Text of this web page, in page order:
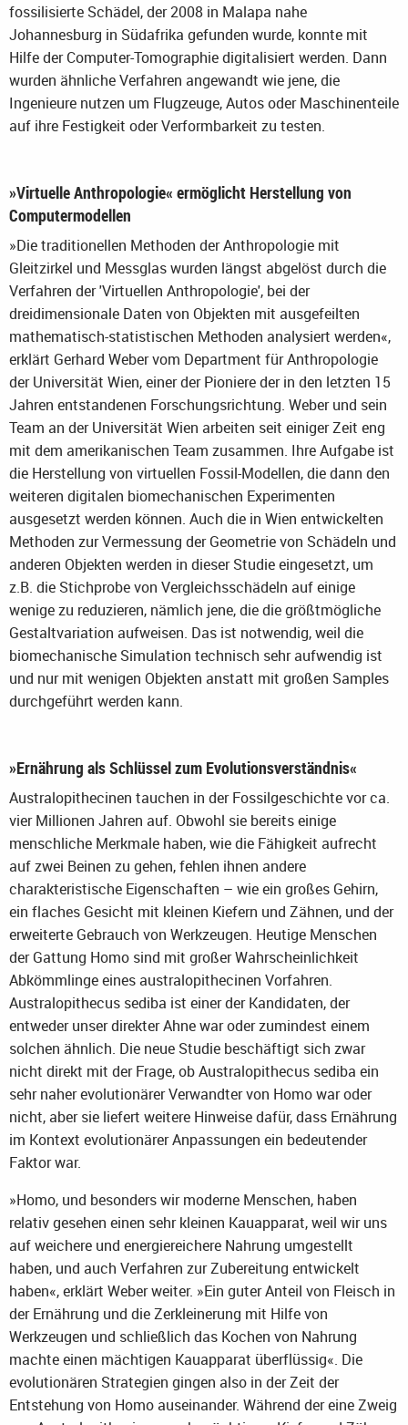
fossilisierte Schädel, der 2008 in Malapa nahe
Johannesburg in Südafrika gefunden wurde, konnte mit
Hilfe der Computer-Tomographie digitalisiert werden. Dann
wurden ähnliche Verfahren angewandt wie jene, die
Ingenieure nutzen um Flugzeuge, Autos oder Maschinenteile
auf ihre Festigkeit oder Verformbarkeit zu testen.
»Virtuelle Anthropologie« ermöglicht Herstellung von
Computermodellen
»Die traditionellen Methoden der Anthropologie mit
Gleitzirkel und Messglas wurden längst abgelöst durch die
Verfahren der 'Virtuellen Anthropologie', bei der
dreidimensionale Daten von Objekten mit ausgefeilten
mathematisch-statistischen Methoden analysiert werden«,
erklärt Gerhard Weber vom Department für Anthropologie
der Universität Wien, einer der Pioniere der in den letzten 15
Jahren entstandenen Forschungsrichtung. Weber und sein
Team an der Universität Wien arbeiten seit einiger Zeit eng
mit dem amerikanischen Team zusammen. Ihre Aufgabe ist
die Herstellung von virtuellen Fossil-Modellen, die dann den
weiteren digitalen biomechanischen Experimenten
ausgesetzt werden können. Auch die in Wien entwickelten
Methoden zur Vermessung der Geometrie von Schädeln und
anderen Objekten werden in dieser Studie eingesetzt, um
z.B. die Stichprobe von Vergleichsschädeln auf einige
wenige zu reduzieren, nämlich jene, die die größtmögliche
Gestaltvariation aufweisen. Das ist notwendig, weil die
biomechanische Simulation technisch sehr aufwendig ist
und nur mit wenigen Objekten anstatt mit großen Samples
durchgeführt werden kann.
»Ernährung als Schlüssel zum Evolutionsverständnis«
Australopithecinen tauchen in der Fossilgeschichte vor ca.
vier Millionen Jahren auf. Obwohl sie bereits einige
menschliche Merkmale haben, wie die Fähigkeit aufrecht
auf zwei Beinen zu gehen, fehlen ihnen andere
charakteristische Eigenschaften – wie ein großes Gehirn,
ein flaches Gesicht mit kleinen Kiefern und Zähnen, und der
erweiterte Gebrauch von Werkzeugen. Heutige Menschen
der Gattung Homo sind mit großer Wahrscheinlichkeit
Abkömmlinge eines australopithecinen Vorfahren.
Australopithecus sediba ist einer der Kandidaten, der
entweder unser direkter Ahne war oder zumindest einem
solchen ähnlich. Die neue Studie beschäftigt sich zwar
nicht direkt mit der Frage, ob Australopithecus sediba ein
sehr naher evolutionärer Verwandter von Homo war oder
nicht, aber sie liefert weitere Hinweise dafür, dass Ernährung
im Kontext evolutionärer Anpassungen ein bedeutender
Faktor war.
»Homo, und besonders wir moderne Menschen, haben
relativ gesehen einen sehr kleinen Kauapparat, weil wir uns
auf weichere und energiereichere Nahrung umgestellt
haben, und auch Verfahren zur Zubereitung entwickelt
haben«, erklärt Weber weiter. »Ein guter Anteil von Fleisch in
der Ernährung und die Zerkleinerung mit Hilfe von
Werkzeugen und schließlich das Kochen von Nahrung
machte einen mächtigen Kauapparat überflüssig«. Die
evolutionären Strategien gingen also in der Zeit der
Entstehung von Homo auseinander. Während der eine Zweig